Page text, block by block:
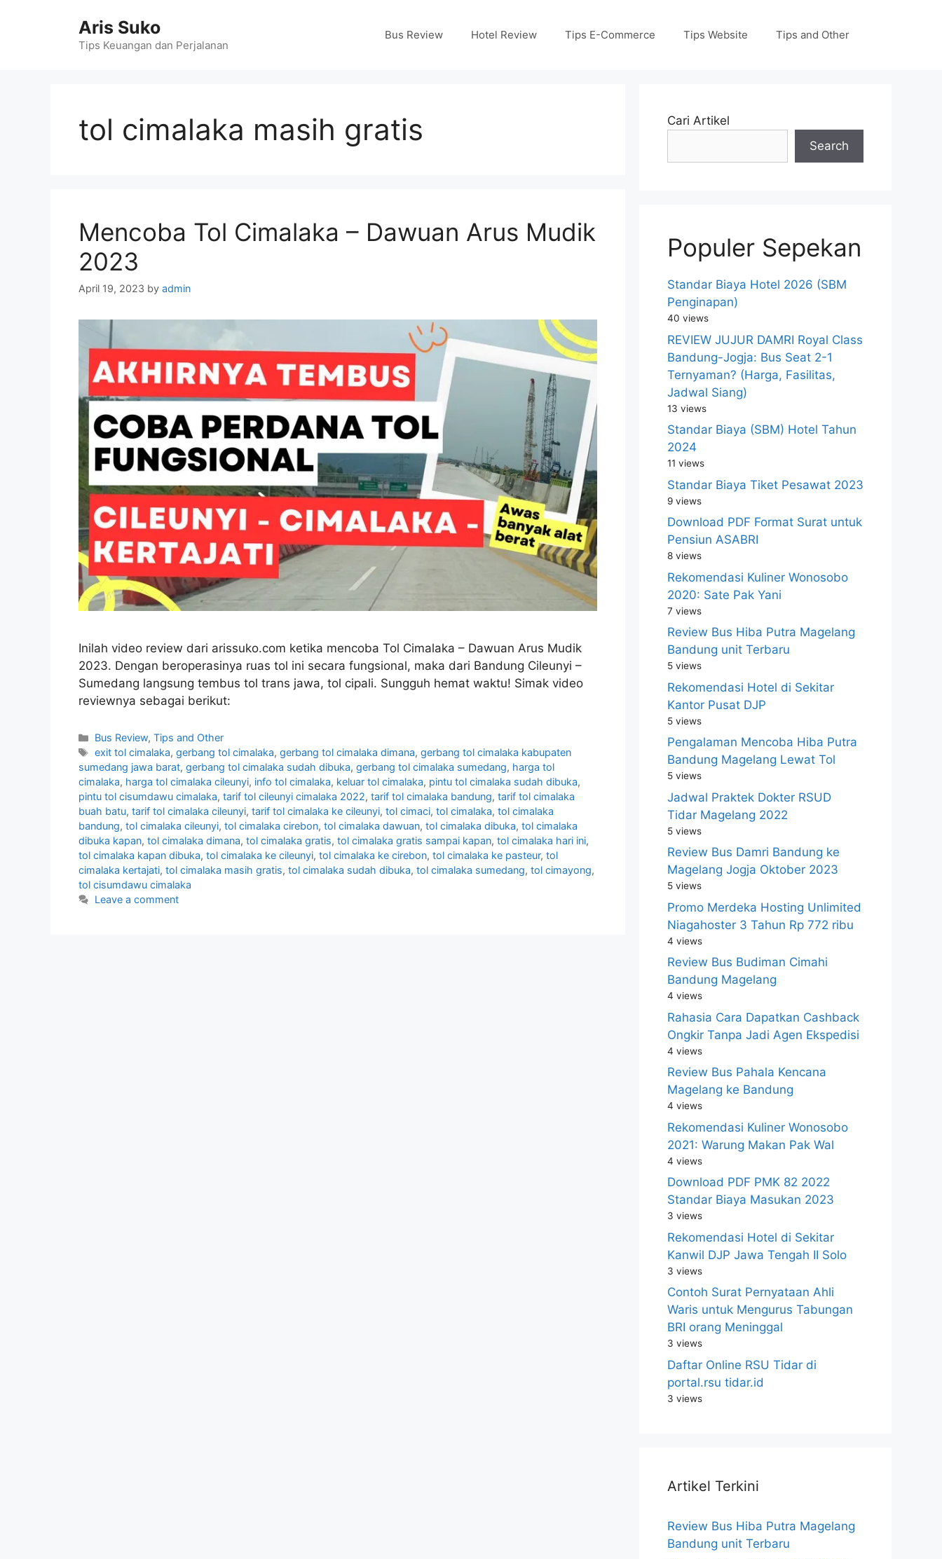
Aris Suko
Tips Keuangan dan Perjalanan
Bus Review Hotel Review Tips E-Commerce Tips Website Tips and Other
tol cimalaka masih gratis
Mencoba Tol Cimalaka – Dawuan Arus Mudik
2023
April 19, 2023 by admin
Inilah video review dari arissuko.com ketika mencoba Tol Cimalaka – Dawuan Arus Mudik
2023. Dengan beroperasinya ruas tol ini secara fungsional, maka dari Bandung Cileunyi –
Sumedang langsung tembus tol trans jawa, tol cipali. Sungguh hemat waktu! Simak video
reviewnya sebagai berikut:
Categories
Bus Review,Tips and Other
Tags
exit tol cimalaka,gerbang tol cimalaka,gerbang tol cimalaka dimana,gerbang tol cimalaka kabupaten
sumedang jawa barat, gerbang tol cimalaka sudah dibuka, gerbang tol cimalaka sumedang, harga tol
cimalaka, harga tol cimalaka cileunyi, info tol cimalaka, keluar tol cimalaka, pintu tol cimalaka sudah dibuka,
pintu tol cisumdawu cimalaka, tarif tol cileunyi cimalaka 2022, tarif tol cimalaka bandung, tarif tol cimalaka
buah batu, tarif tol cimalaka cileunyi, tarif tol cimalaka ke cileunyi, tol cimaci, tol cimalaka, tol cimalaka
bandung, tol cimalaka cileunyi, tol cimalaka cirebon, tol cimalaka dawuan, tol cimalaka dibuka, tol cimalaka
dibuka kapan, tol cimalaka dimana, tol cimalaka gratis, tol cimalaka gratis sampai kapan, tol cimalaka hari ini,
tol cimalaka kapan dibuka, tol cimalaka ke cileunyi, tol cimalaka ke cirebon, tol cimalaka ke pasteur, tol
cimalaka kertajati, tol cimalaka masih gratis, tol cimalaka sudah dibuka, tol cimalaka sumedang, tol cimayong,
tol cisumdawu cimalaka
Leave a comment
Cari Artikel
Search
Populer Sepekan
Standar Biaya Hotel 2026 (SBM
Penginapan)
40 views
REVIEW JUJUR DAMRI Royal Class
Bandung-Jogja: Bus Seat 2-1
Ternyaman? (Harga, Fasilitas,
Jadwal Siang)
13 views
Standar Biaya (SBM) Hotel Tahun
2024
11 views
Standar Biaya Tiket Pesawat 2023
9 views
Download PDF Format Surat untuk
Pensiun ASABRI
8 views
Rekomendasi Kuliner Wonosobo
2020: Sate Pak Yani
7 views
Review Bus Hiba Putra Magelang
Bandung unit Terbaru
5 views
Rekomendasi Hotel di Sekitar
Kantor Pusat DJP
5 views
Pengalaman Mencoba Hiba Putra
Bandung Magelang Lewat Tol
5 views
Jadwal Praktek Dokter RSUD
Tidar Magelang 2022
5 views
Review Bus Damri Bandung ke
Magelang Jogja Oktober 2023
5 views
Promo Merdeka Hosting Unlimited
Niagahoster 3 Tahun Rp 772 ribu
4 views
Review Bus Budiman Cimahi
Bandung Magelang
4 views
Rahasia Cara Dapatkan Cashback
Ongkir Tanpa Jadi Agen Ekspedisi
4 views
Review Bus Pahala Kencana
Magelang ke Bandung
4 views
Rekomendasi Kuliner Wonosobo
2021: Warung Makan Pak Wal
4 views
Download PDF PMK 82 2022
Standar Biaya Masukan 2023
3 views
Rekomendasi Hotel di Sekitar
Kanwil DJP Jawa Tengah II Solo
3 views
Contoh Surat Pernyataan Ahli
Waris untuk Mengurus Tabungan
BRI orang Meninggal
3 views
Daftar Online RSU Tidar di
portal.rsu tidar.id
3 views
Artikel Terkini
Review Bus Hiba Putra Magelang
Bandung unit Terbaru